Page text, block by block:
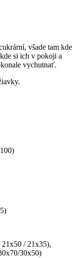
všade tam kde
si ich v pokoji a
vychutnať.
/ 21x35),
30x50)